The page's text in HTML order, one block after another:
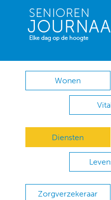
Wonen
Diensten
Zorgverzekeraar